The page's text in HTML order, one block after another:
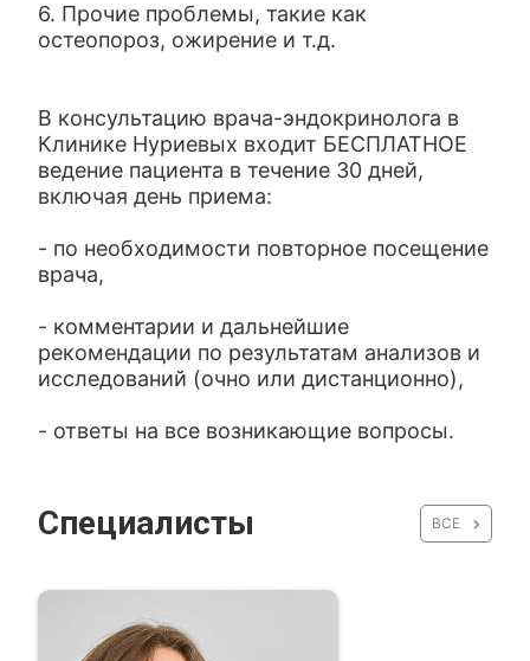
6. Прочие проблемы, такие как
остеопороз, ожирение и т.д.
В консультацию врача-эндокринолога в
Клинике Нуриевых входит БЕСПЛАТНОЕ
ведение пациента в течение 30 дней,
включая день приема:
- по необходимости повторное посещение
врача,
- комментарии и дальнейшие
рекомендации по результатам анализов и
исследований (очно или дистанционно),
- ответы на все возникающие вопросы.
Специалисты ВСЕ